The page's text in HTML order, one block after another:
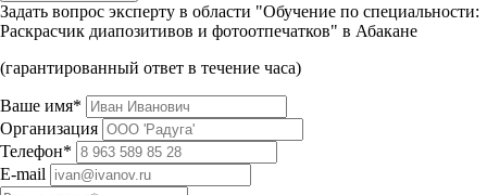
Задать вопрос эксперту в области "Обучение по специальности:
Раскрасчик диапозитивов и фотоотпечатков" в Абакане
(гарантированный ответ в течение часа)
Ваше имя*
Организация
Телефон*
E-mail